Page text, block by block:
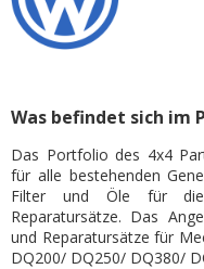
Was befindet sich im
Das Portfolio des 4x4
für alle bestehenden
Filter und Öle für
Reparatursätze. Das
und Reparatursätze für
DQ200/ DQ250/ DQ380/